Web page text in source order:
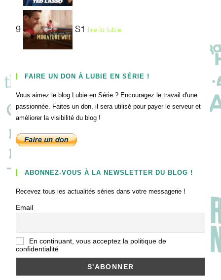
9 S1 lire la lubie
FAIRE UN DON À LUBIE EN SÉRIE !
Vous aimez le blog Lubie en Série ? Encouragez le travail d'une
passionnée. Faites un don, il sera utilisé pour payer le serveur et
améliorer la visibilité du blog !
ABONNEZ-VOUS À LA NEWSLETTER DU BLOG !
Recevez tous les actualités séries dans votre messagerie !
Email
En continuant, vous acceptez la politique de
confidentialité